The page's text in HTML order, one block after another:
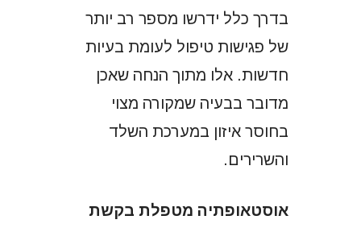
בדרך כלל ידרשו מספר רב יותר
של פגישות טיפול לעומת בעיות
חדשות. אלו מתוך הנחה שאכן
מדובר בבעיה שמקורה מצוי
בחוסר איזון במערכת השלד
והשרירים.
אוסטאופתיה מטפלת בקשת